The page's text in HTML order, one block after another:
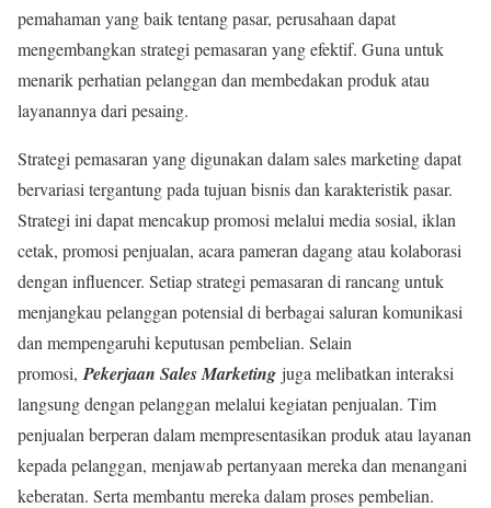
pemahaman yang baik tentang pasar, perusahaan dapat
mengembangkan strategi pemasaran yang efektif. Guna untuk
menarik perhatian pelanggan dan membedakan produk atau
layanannya dari pesaing.
Strategi pemasaran yang digunakan dalam sales marketing dapat
bervariasi tergantung pada tujuan bisnis dan karakteristik pasar.
Strategi ini dapat mencakup promosi melalui media sosial, iklan
cetak, promosi penjualan, acara pameran dagang atau kolaborasi
dengan influencer. Setiap strategi pemasaran di rancang untuk
menjangkau pelanggan potensial di berbagai saluran komunikasi
dan mempengaruhi keputusan pembelian. Selain
promosi, Pekerjaan Sales Marketing juga melibatkan interaksi
langsung dengan pelanggan melalui kegiatan penjualan. Tim
penjualan berperan dalam mempresentasikan produk atau layanan
kepada pelanggan, menjawab pertanyaan mereka dan menangani
keberatan. Serta membantu mereka dalam proses pembelian.